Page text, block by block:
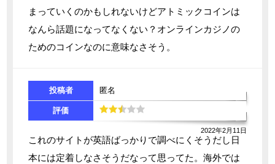
まっていくのかもしれないけどアトミックコインは
なんら話題になってなくない？オンラインカジノの
ためのコインなのに意味なさそう。
投稿者 匿名
評価
2022年2月11日
これのサイトが英語ばっかりで調べにくそうだし日
本には定着しなさそうだなって思ってた。海外では